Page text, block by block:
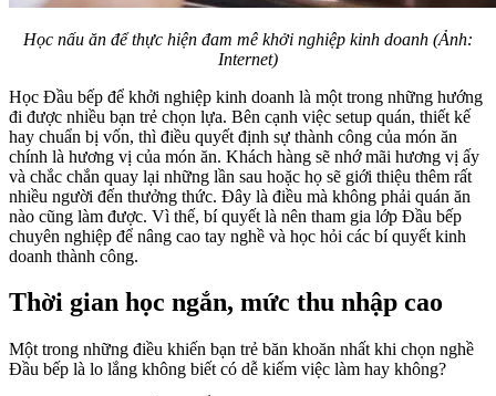
Học nấu ăn để thực hiện đam mê khởi nghiệp kinh doanh (Ảnh:
Internet)
Học Đầu bếp để khởi nghiệp kinh doanh là một trong những hướng
đi được nhiều bạn trẻ chọn lựa. Bên cạnh việc setup quán, thiết kế
hay chuẩn bị vốn, thì điều quyết định sự thành công của món ăn
chính là hương vị của món ăn. Khách hàng sẽ nhớ mãi hương vị ấy
và chắc chắn quay lại những lần sau hoặc họ sẽ giới thiệu thêm rất
nhiều người đến thưởng thức. Đây là điều mà không phải quán ăn
nào cũng làm được. Vì thế, bí quyết là nên tham gia lớp Đầu bếp
chuyên nghiệp để nâng cao tay nghề và học hỏi các bí quyết kinh
doanh thành công.
Thời gian học ngắn, mức thu nhập cao
Một trong những điều khiến bạn trẻ băn khoăn nhất khi chọn nghề
Đầu bếp là lo lắng không biết có dễ kiếm việc làm hay không?